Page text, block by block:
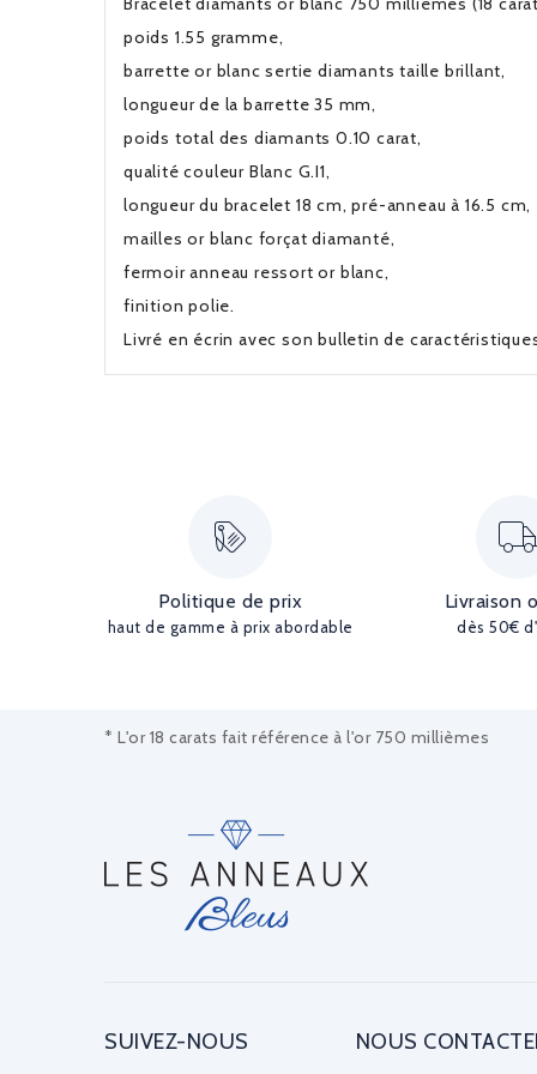
poids 1.55 gramme,
barrette or blanc sertie diamants taille brillant,
longueur de la barrette 35 mm,
poids total des diamants 0.10 carat,
qualité couleur Blanc G.I1,
longueur du bracelet 18 cm, pré-anneau à 16.5 cm,
mailles or blanc forçat diamanté,
fermoir anneau ressort or blanc,
finition polie.
Livré en écrin avec son bulletin de
Politique de prix
haut de gamme à prix abordable
Livraison
dès 50€
* L'or 18 carats fait référence à l'or 750 millièmes
SUIVEZ-NOUS NOUS